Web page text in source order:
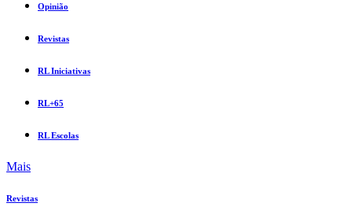
Opinião
Revistas
RL Iniciativas
RL+65
RL Escolas
Mais
Revistas